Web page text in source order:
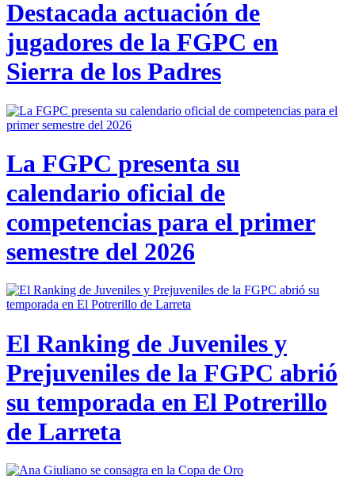
Destacada actuación de
jugadores de la FGPC en
Sierra de los Padres
La FGPC presenta su
calendario oficial de
competencias para el primer
semestre del 2026
El Ranking de Juveniles y
Prejuveniles de la FGPC abrió
su temporada en El Potrerillo
de Larreta